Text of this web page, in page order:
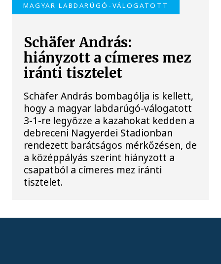
MAGYAR LABDARÚGÓ-VÁLOGATOTT
Schäfer András:
hiányzott a címeres mez
iránti tisztelet
Schäfer András bombagólja is kellett,
hogy a magyar labdarúgó-válogatott
3-1-re legyőzze a kazahokat kedden a
debreceni Nagyerdei Stadionban
rendezett barátságos mérkőzésen, de
a középpályás szerint hiányzott a
csapatból a címeres mez iránti
tisztelet.